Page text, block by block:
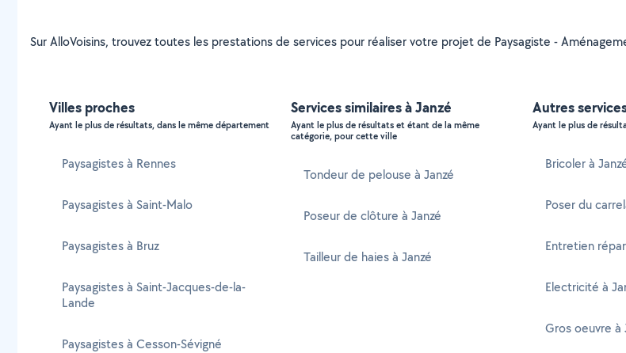
Sur AlloVoisins, trouvez toutes les prestations de services pour réaliser votre projet de Paysagiste -
Villes proches
Ayant le plus de résultats, dans le même département
Paysagistes à Rennes
Paysagistes à Saint-Malo
Paysagistes à Bruz
Paysagistes à Saint-Jacques-de-la-
Lande
Paysagistes à Cesson-Sévigné
Services similaires à Janzé
Ayant le plus de résultats et étant de la même
catégorie, pour cette ville
Tondeur de pelouse à Janzé
Poseur de clôture à Janzé
Tailleur de haies à Janzé
Autres
Ayant le plus de
Bricoler à
Poser du
Entretien
Electricité à
Gros oeuvre à